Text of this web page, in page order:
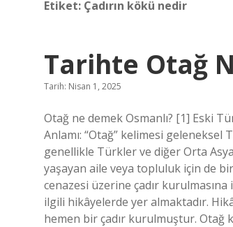
Etiket: Çadırın kökü nedir
Tarihte Otağ
Tarih: Nisan 1, 2025
Otağ ne demek Osmanlı? [1] Eski
Anlamı: “Otağ” kelimesi geleneksel
genellikle Türkler ve diğer Orta Asya
yaşayan aile veya topluluk için de
cenazesi üzerine çadır kurulmasına
ilgili hikâyelerde yer almaktadır.
hemen bir çadır kurulmuştur. Otağ